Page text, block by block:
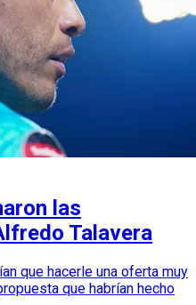
las
Talavera
que hacerle una oferta muy
que habrían hecho